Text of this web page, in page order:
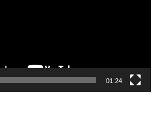
01:24